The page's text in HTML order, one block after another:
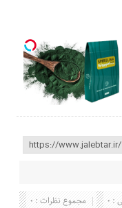
مجموع نظرات : 0 0